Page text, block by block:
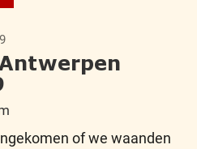
of we waanden